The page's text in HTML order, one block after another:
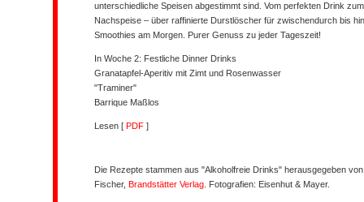
unterschiedliche Speisen abgestimmt sind. Vom perfekten Drink
Nachspeise – über raffinierte Durstlöscher für zwischendurch bis
Smoothies am Morgen. Purer Genuss zu jeder Tageszeit!
In Woche 2: Festliche Dinner Drinks
Granatapfel-Aperitiv mit Zimt und Rosenwasser
"Traminer"
Barrique Maßlos
Lesen [ PDF ]
Die Rezepte stammen aus "Alkoholfreie Drinks" herausgegeben
Fischer, Brandstätter Verlag. Fotografien: Eisenhut & Mayer.